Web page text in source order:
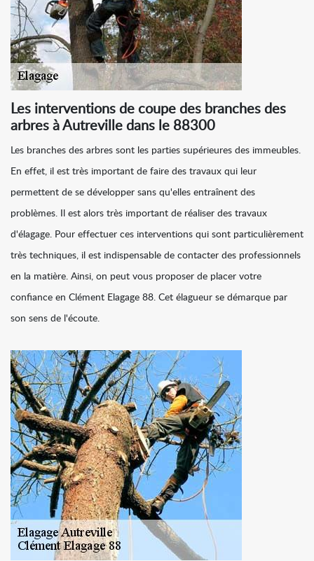
Les interventions de coupe des branches des
arbres à Autreville dans le 88300
Les branches des arbres sont les parties supérieures des immeubles.
En effet, il est très important de faire des travaux qui leur
permettent de se développer sans qu'elles entraînent des
problèmes. Il est alors très important de réaliser des travaux
d'élagage. Pour effectuer ces interventions qui sont particulièrement
très techniques, il est indispensable de contacter des professionnels
en la matière. Ainsi, on peut vous proposer de placer votre
confiance en Clément Elagage 88. Cet élagueur se démarque par
son sens de l'écoute.